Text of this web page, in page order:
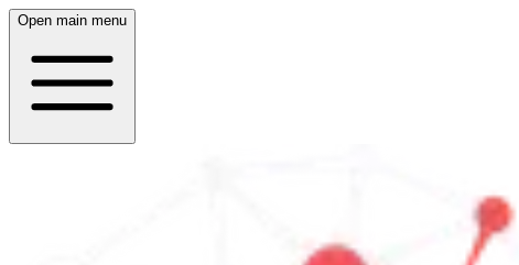
Open main menu